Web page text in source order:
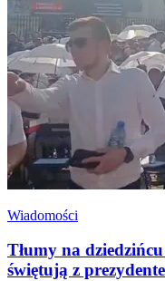
Wiadomości
Tłumy na
świętują z